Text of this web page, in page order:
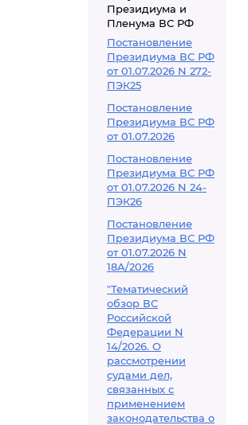
Президиума и
Пленума ВС РФ
Постановление
Президиума ВС РФ
от 01.07.2026 N 272-
ПЭК25
Постановление
Президиума ВС РФ
от 01.07.2026
Постановление
Президиума ВС РФ
от 01.07.2026 N 24-
ПЭК26
Постановление
Президиума ВС РФ
от 01.07.2026 N
18А/2026
"Тематический
обзор ВС
Российской
Федерации N
14/2026. О
рассмотрении
судами дел,
связанных с
применением
законодательства о